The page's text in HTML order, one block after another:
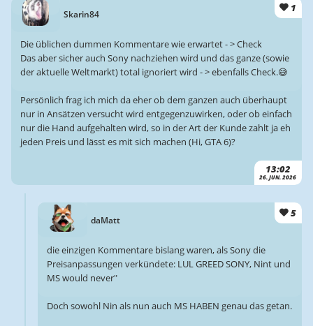
Skarin84
1
13:02
26. JUN. 2026
Die üblichen dummen Kommentare wie erwartet - > Check
Das aber sicher auch Sony nachziehen wird und das ganze (sowie
der aktuelle Weltmarkt) total ignoriert wird - > ebenfalls Check.😅
Persönlich frag ich mich da eher ob dem ganzen auch überhaupt
nur in Ansätzen versucht wird entgegenzuwirken, oder ob einfach
nur die Hand aufgehalten wird, so in der Art der Kunde zahlt ja eh
jeden Preis und lässt es mit sich machen (Hi, GTA 6)?
daMatt
5
die einzigen Kommentare bislang waren, als Sony die
Preisanpassungen verkündete: LUL GREED SONY, Nint und
MS would never"
Doch sowohl Nin als nun auch MS HABEN genau das getan.